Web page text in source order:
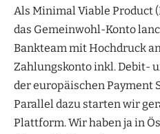
Als Minimal Viable Product
das Gemeinwohl-Konto
Bankteam mit Hochdruck
Zahlungskonto inkl. Debit-
der europäischen Payment
Parallel dazu starten wir
Plattform. Wir haben ja in